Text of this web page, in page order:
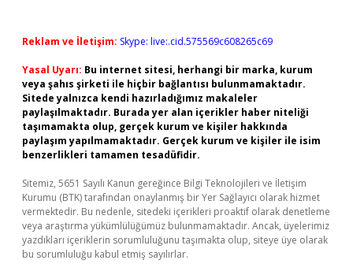
Reklam ve İletişim: Skype: live:.cid.575569c608265c69
Yasal Uyarı: Bu internet sitesi, herhangi bir marka, kurum
veya şahıs şirketi ile hiçbir bağlantısı bulunmamaktadır.
Sitede yalnızca kendi hazırladığımız makaleler
paylaşılmaktadır. Burada yer alan içerikler haber niteliği
taşımamakta olup, gerçek kurum ve kişiler hakkında
paylaşım yapılmamaktadır. Gerçek kurum ve kişiler ile isim
benzerlikleri tamamen tesadüfidir.
Sitemiz, 5651 Sayılı Kanun gereğince Bilgi Teknolojileri ve İletişim
Kurumu (BTK) tarafından onaylanmış bir Yer Sağlayıcı olarak hizmet
vermektedir. Bu nedenle, sitedeki içerikleri proaktif olarak denetleme
veya araştırma yükümlülüğümüz bulunmamaktadır. Ancak, üyelerimiz
yazdıkları içeriklerin sorumluluğunu taşımakta olup, siteye üye olarak
bu sorumluluğu kabul etmiş sayılırlar.